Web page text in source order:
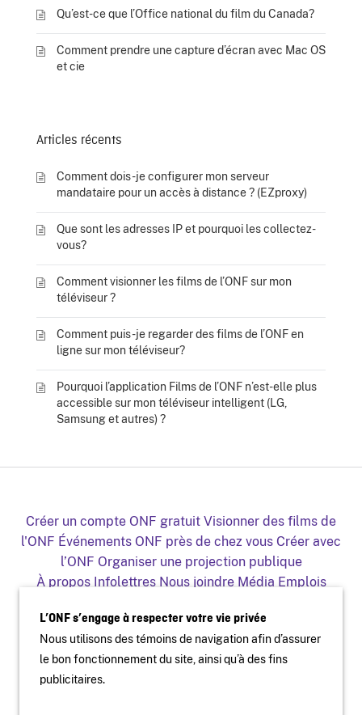
Qu’est-ce que l’Office national du film du Canada?
Comment prendre une capture d’écran avec Mac OS
et cie
Articles récents
Comment dois-je configurer mon serveur
mandataire pour un accès à distance ? (EZproxy)
Que sont les adresses IP et pourquoi les collectez-
vous?
Comment visionner les films de l’ONF sur mon
téléviseur ?
Comment puis-je regarder des films de l’ONF en
ligne sur mon téléviseur?
Pourquoi l’application Films de l’ONF n’est-elle plus
accessible sur mon téléviseur intelligent (LG,
Samsung et autres) ?
Créer un compte ONF gratuit Visionner des films de
l'ONF Événements ONF près de chez vous Créer avec
l’ONF Organiser une projection publique
À propos Infolettres Nous joindre Média Emplois
Facebook
Youtube Instagram Vimeo
L'ONF sur mobile et télé
L’ONF s’engage à respecter votre vie privée
Nous utilisons des témoins de navigation afin d’assurer
le bon fonctionnement du site, ainsi qu’à des fins
publicitaires.